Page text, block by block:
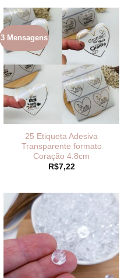
3 Mensagens
25 Etiqueta Adesiva
Transparente formato
Coração 4.8cm
R$7,22